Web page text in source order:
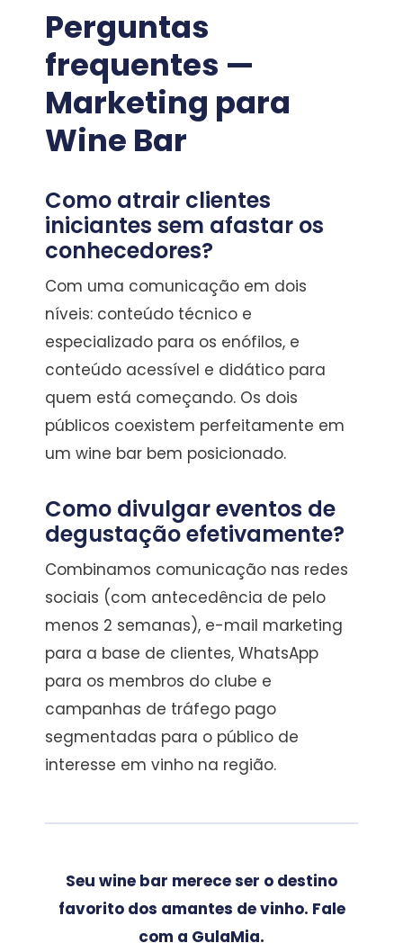
Perguntas
frequentes —
Marketing para
Wine Bar
Como atrair clientes
iniciantes sem afastar os
conhecedores?
Com uma comunicação em dois
níveis: conteúdo técnico e
especializado para os enófilos, e
conteúdo acessível e didático para
quem está começando. Os dois
públicos coexistem perfeitamente em
um wine bar bem posicionado.
Como divulgar eventos de
degustação efetivamente?
Combinamos comunicação nas redes
sociais (com antecedência de pelo
menos 2 semanas), e-mail marketing
para a base de clientes, WhatsApp
para os membros do clube e
campanhas de tráfego pago
segmentadas para o público de
interesse em vinho na região.
Seu wine bar merece ser o destino
favorito dos amantes de vinho. Fale
com a GulaMia.